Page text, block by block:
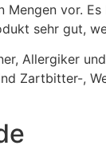
vor.
sehr gut,
Allergiker
Zartbitter-,